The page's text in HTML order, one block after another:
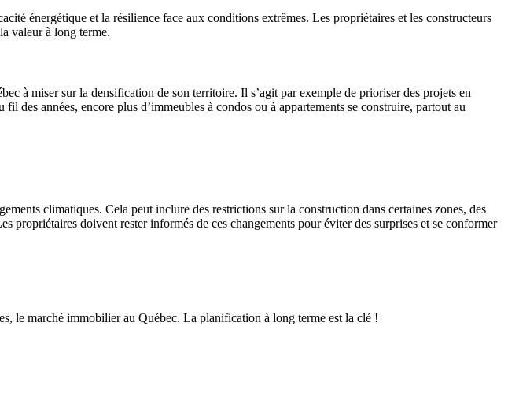
énergétique et la résilience face aux conditions extrêmes. Les propriétaires et les constructeurs
valeur à long terme.
à miser sur la densification de son territoire. Il s’agit par exemple de prioriser des projets en
des années, encore plus d’immeubles à condos ou à appartements se construire, partout au
climatiques. Cela peut inclure des restrictions sur la construction dans certaines zones, des
doivent rester informés de ces changements pour éviter des surprises et se conformer
le marché immobilier au Québec. La planification à long terme est la clé !